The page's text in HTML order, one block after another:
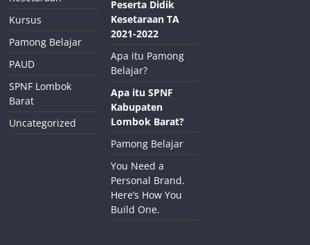
Kursus
Pamong Belajar
PAUD
SPNF Lombok
Barat
Uncategorized
Peserta Didik
Kesetaraan TA
2021-2022
Apa itu Pamong
Belajar?
Apa itu SPNF
Kabupaten
Lombok Barat?
Pamong Belajar
You Need a
Personal Brand.
Here’s How You
Build One.